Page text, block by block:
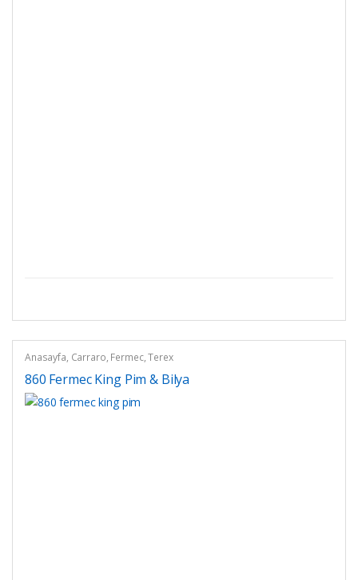
Anasayfa, Carraro, Fermec,Terex
860 Fermec King Pim & Bilya